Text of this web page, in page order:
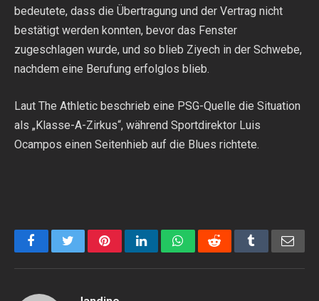
bedeutete, dass die Übertragung und der Vertrag nicht
bestätigt werden konnten, bevor das Fenster
zugeschlagen wurde, und so blieb Ziyech in der Schwebe,
nachdem eine Berufung erfolglos blieb.
Laut The Athletic beschrieb eine PSG-Quelle die Situation
als „Klasse-A-Zirkus“, während Sportdirektor Luis
Ocampos einen Seitenhieb auf die Blues richtete.
FacebookTwitterPinterestLinkedInWhatsAppReddit Tumblr